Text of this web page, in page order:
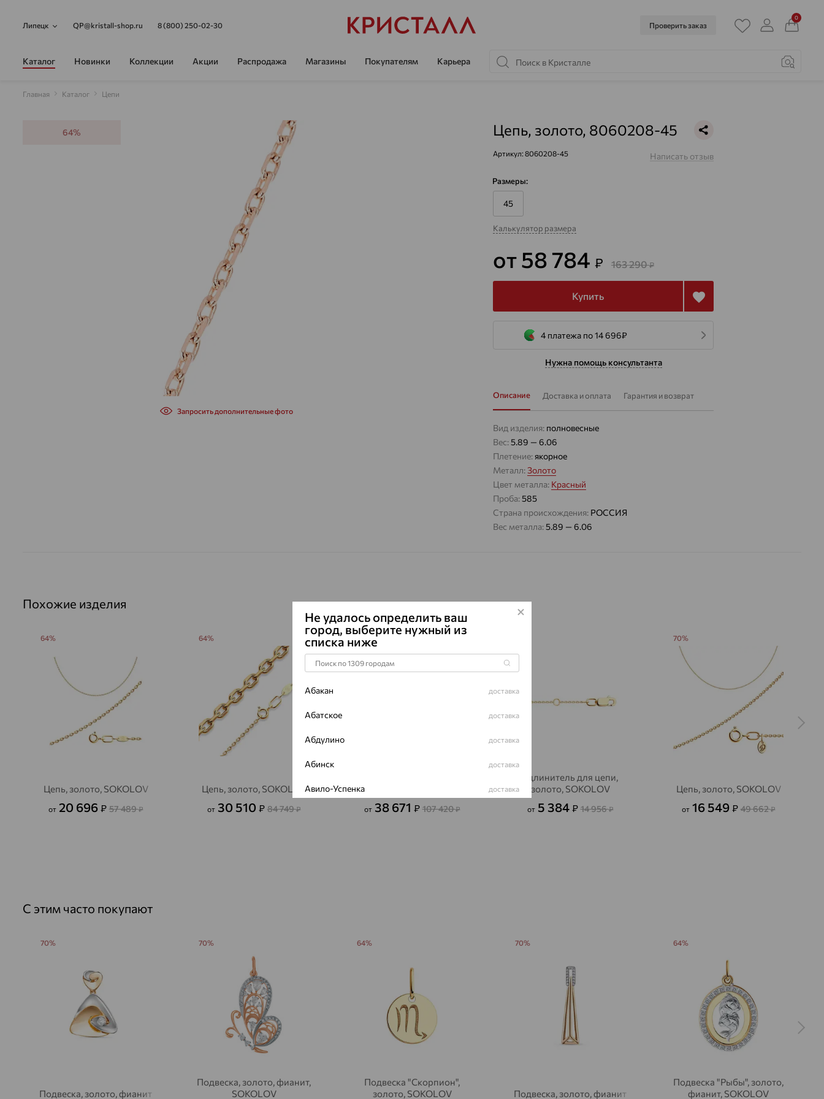
Липецк QP@kristall-shop.ru 8 (800) 250-02-30 Проверить заказ
0
Каталог Новинки Коллекции Акции Распродажа Магазины Покупателям Карьера
Главная Каталог Цепи
64%
Запросить дополнительные фото
Цепь, золото, 8060208-45
Артикул: 8060208-45 Написать отзыв
Размеры:
45
Калькулятор размера
от 58 784 ₽ 163 290₽
Купить
4 платежа по 14 696₽
Нужна помощь консультанта
Описание Доставка и оплата Гарантия и возврат
Вид изделия: полновесные
Вес:5.89 — 6.06
Плетение:якорное
Металл:Золото
Цвет металла: Красный
Проба:585
Страна происхождения: РОССИЯ
Вес металла:5.89 — 6.06
Похожие изделия
Цепь, золото, SOKOLOV
от 20 696 ₽ 57 489₽
64%
Цепь, золото, SOKOLOV
от 30 510 ₽ 84 749₽
64%
от 38 671 ₽ 107 420₽
Удлинитель для цепи,
золото, SOKOLOV
от 5 384 ₽ 14 956₽
Цепь, золото, SOKOLOV
от 16 549 ₽ 49 662₽
70%
С этим часто покупают
Подвеска, золото, фианит
70%
Подвеска, золото, фианит,
SOKOLOV
70%
Подвеска "Скорпион",
золото, SOKOLOV
64%
Подвеска, золото, фианит
70%
Подвеска "Рыбы", золото,
фианит, SOKOLOV
64%
Не удалось определить ваш
город, выберите нужный из
списка ниже
Абакан доставка
Абатское доставка
Абдулино доставка
Абинск доставка
Авило-Успенка доставка
Алагир